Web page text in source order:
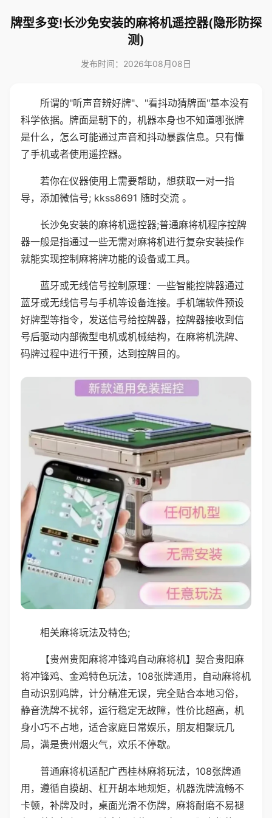
牌型多变!长沙免安装的麻将机遥控器(隐形防探
测)
发布时间：2026年08月08日
所谓的"听声音辨好牌"、"看抖动猜牌面"基本没有
科学依据。牌面是朝下的，机器本身也不知道哪张牌
是什么，怎么可能通过声音和抖动暴露信息。只有懂
了手机或者使用遥控器。
若你在仪器使用上需要帮助，想获取一对一指
导，添加微信号; kkss8691 随时交流 。
长沙免安装的麻将机遥控器;普通麻将机程序控牌
器一般是指通过一些无需对麻将机进行复杂安装操作
就能实现控制麻将牌功能的设备或工具。
蓝牙或无线信号控制原理：一些智能控牌器通过
蓝牙或无线信号与手机等设备连接。手机端软件预设
好牌型等指令，发送信号给控牌器，控牌器接收到信
号后驱动内部微型电机或机械结构，在麻将机洗牌、
码牌过程中进行干预，达到控牌目的。
相关麻将玩法及特色;
【贵州贵阳麻将冲锋鸡自动麻将机】契合贵阳麻
将冲锋鸡、金鸡特色玩法，108张牌通用，自动麻将机
自动识别鸡牌，计分精准无误，完全贴合本地习俗，
静音洗牌不扰邻，运行稳定无故障，性价比超高，机
身小巧不占地，适合家庭日常娱乐，朋友相聚玩几
局，满是贵州烟火气，欢乐不停歇。
普通麻将机适配广西桂林麻将玩法，108张牌通
用，遵循自摸胡、杠开胡本地规矩，机器洗牌流畅不
卡顿，补牌及时，桌面光滑不伤牌，麻将耐磨不易褪